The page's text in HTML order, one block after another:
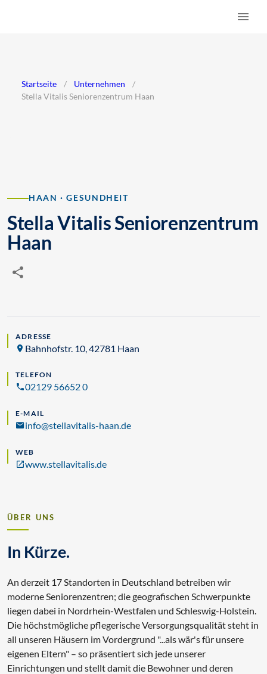
Startseite / Unternehmen
/
Stella Vitalis Seniorenzentrum Haan
HAAN · GESUNDHEIT
Stella Vitalis Seniorenzentrum
Haan
ADRESSE
Bahnhofstr. 10, 42781 Haan
TELEFON
02129 56652 0
E-MAIL
info@stellavitalis-haan.de
WEB
www.stellavitalis.de
ÜBER UNS
In Kürze.
An derzeit 17 Standorten in Deutschland betreiben wir
moderne Seniorenzentren; die geografischen Schwerpunkte
liegen dabei in Nordrhein-Westfalen und Schleswig-Holstein.
Die höchstmögliche pflegerische Versorgungsqualität steht in
all unseren Häusern im Vordergrund "...als wär's für unsere
eigenen Eltern" – so präsentiert sich jede unserer
Einrichtungen und stellt damit die Bewohner und deren